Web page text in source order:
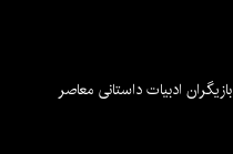
بازیگران ادبیات داستانی معاصر